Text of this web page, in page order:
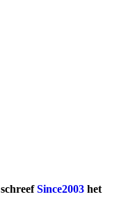
schreefSince2003 het